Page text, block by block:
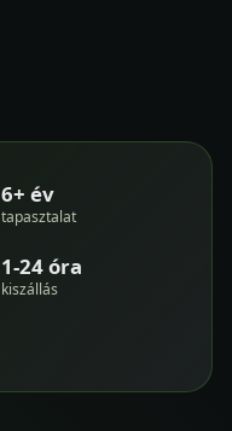
6+ év
tapasztalat
1-24 óra
kiszállás